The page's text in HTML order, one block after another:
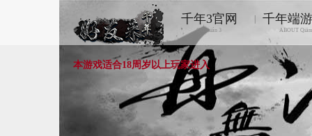
千年3官网
Qiānnián 3
千年端
ABOUT
本游戏适合18周岁以上玩家进入